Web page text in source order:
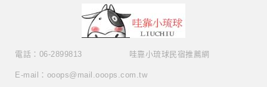
哇靠小琉球民宿推薦網
電話：06-2899813
E-mail：ooops@mail.ooops.com.tw